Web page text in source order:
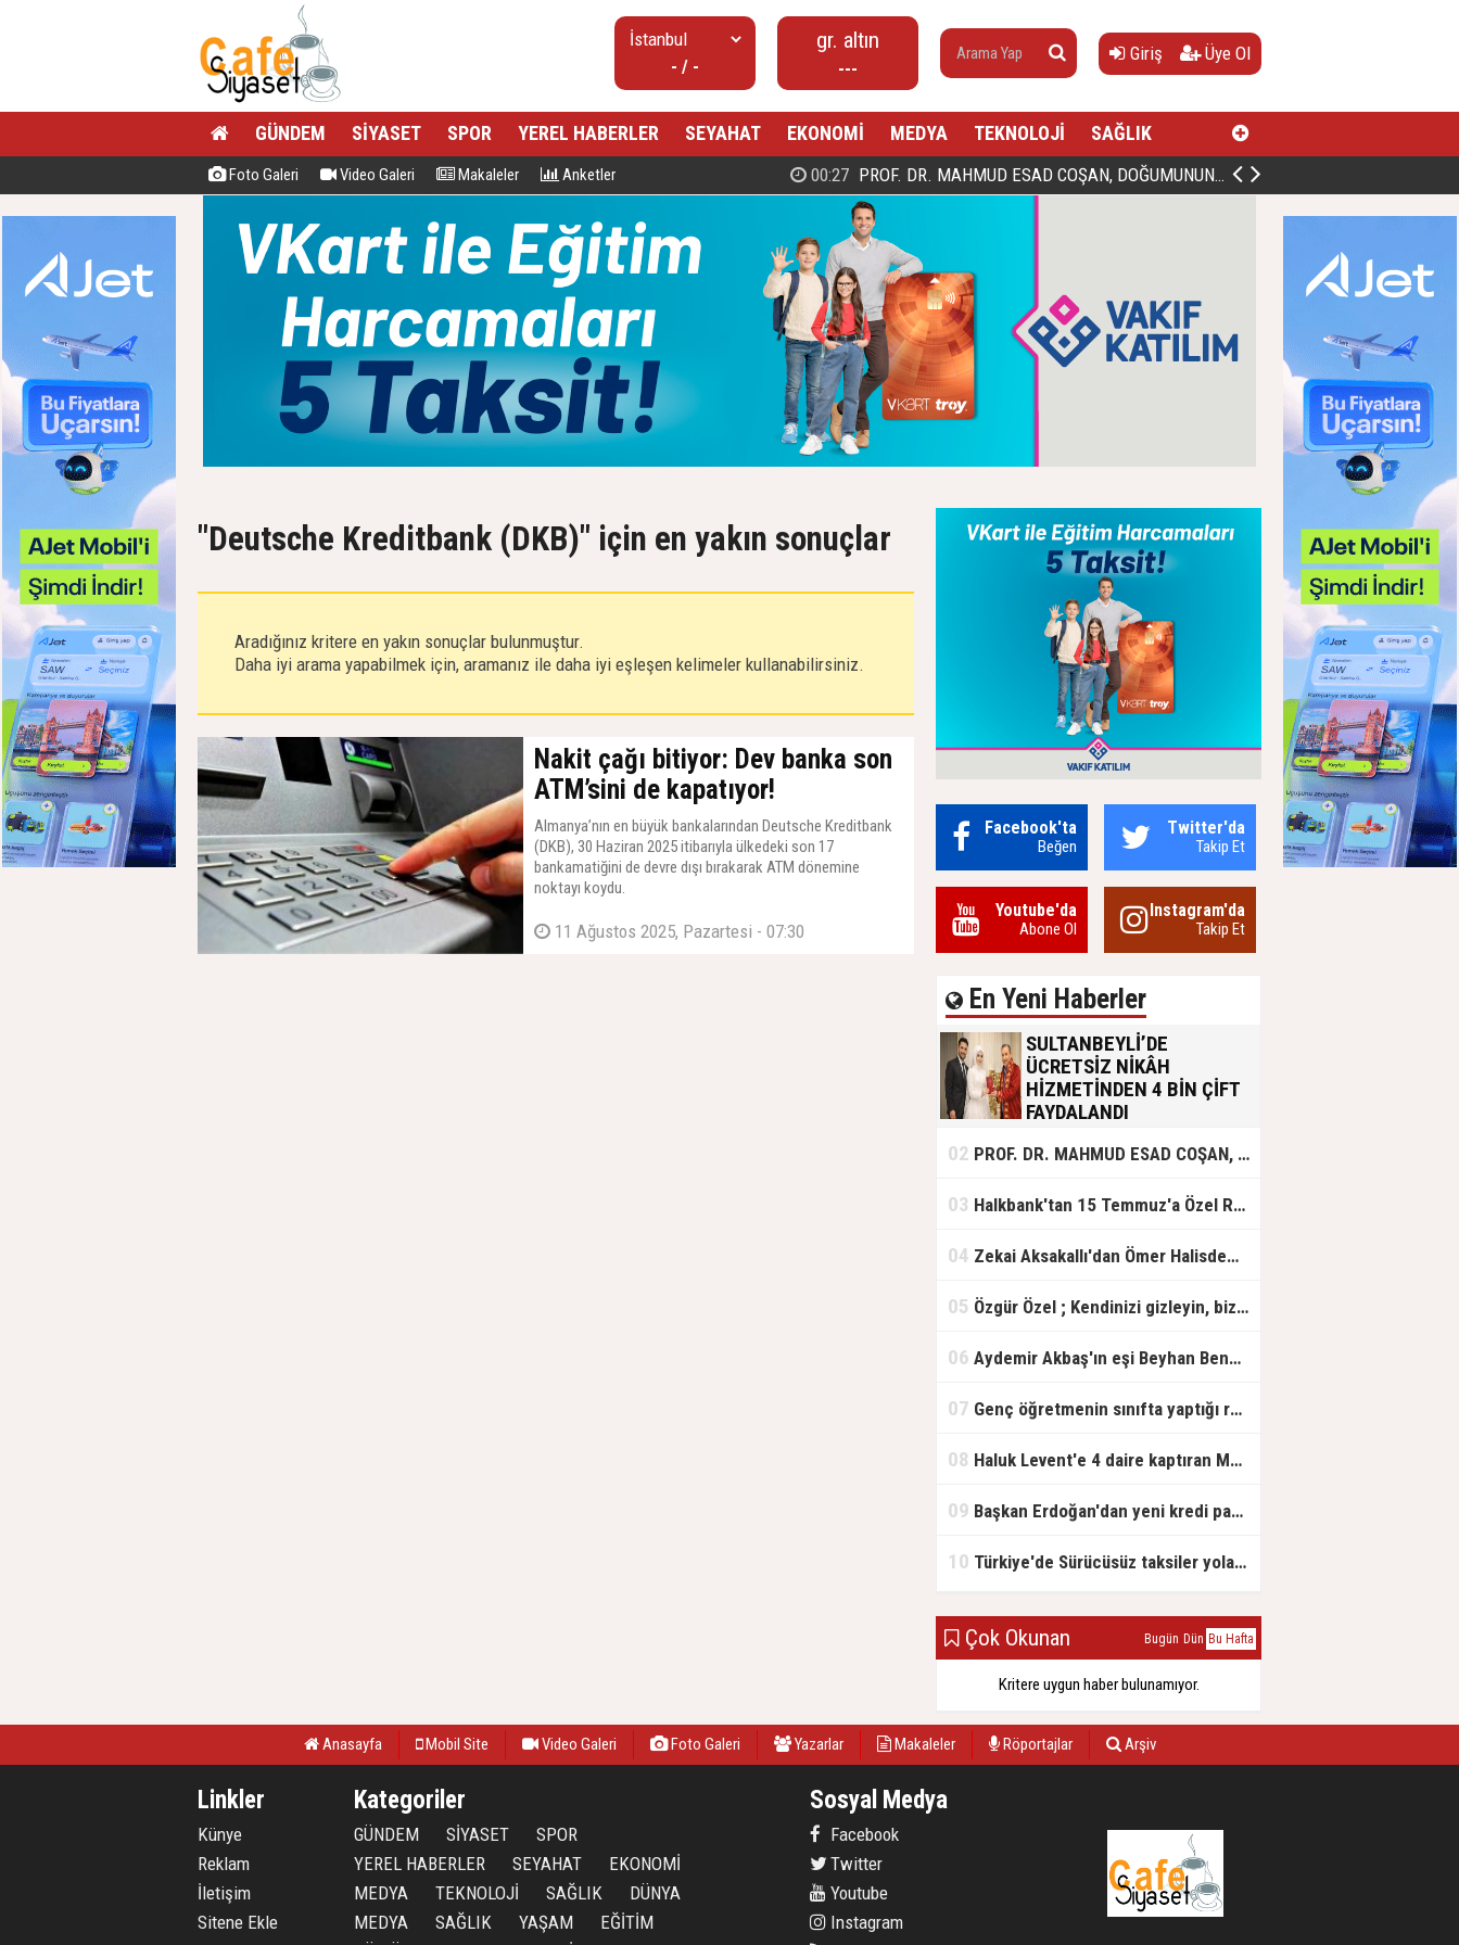
- / -
gr. altın
---
Giriş Üye Ol
GÜNDEM SİYASET SPOR YEREL HABERLER SEYAHAT EKONOMİ MEDYA TEKNOLOJİ SAĞLIK
Foto Galeri Video Galeri Makaleler Anketler 00:27 PROF. DR. MAHMUD ESAD COŞAN, DOĞUMUNUN HİCRÎ 91. YILINDA ELAZIĞ'DA YÂD EDİLECEK
"Deutsche Kreditbank (DKB)" için en yakın sonuçlar
Aradığınız kritere en yakın sonuçlar bulunmuştur.
Daha iyi arama yapabilmek için, aramanız ile daha iyi eşleşen kelimeler kullanabilirsiniz.
Nakit çağı bitiyor: Dev banka son
ATM’sini de kapatıyor!
Almanya’nın en büyük bankalarından Deutsche Kreditbank
(DKB), 30 Haziran 2025 itibarıyla ülkedeki son 17
bankamatiğini de devre dışı bırakarak ATM dönemine
noktayı koydu.
11 Ağustos 2025, Pazartesi - 07:30
Facebook'ta
Beğen
Twitter'da
Takip Et
Youtube'da
Abone Ol
Instagram'da
Takip Et
En Yeni Haberler
SULTANBEYLİ’DE
ÜCRETSİZ NİKÂH
HİZMETİNDEN 4 BİN ÇİFT
FAYDALANDI
olan gençlere destek amacıyla
başlattığı ücretsiz nikâh hizmetini
başlattıklarını belirten Sultanbeyli
ücretsiz hizmet vermenin
02 PROF. DR. MAHMUD ESAD COŞAN, DOĞUMUNUN HİCRÎ 91. YILINDA ELAZIĞ'DA YÂD EDİLECEK
03 Halkbank'tan 15 Temmuz'a Özel Reklam Filmi: "İrade Bizim, Zafer Bizim"
04 Zekai Aksakallı'dan Ömer Halisdemir'e 'vefa' ziyareti!
05 Özgür Özel ; Kendinizi gizleyin, bizden işaret bekleyin
06 Aydemir Akbaş'ın eşi Beyhan Benek Akbaş hayatını kaybetti
07 Genç öğretmenin sınıfta yaptığı rezil paylaşım
08 Haluk Levent'e 4 daire kaptıran Müteahhit soluğu savcılıkta aldı
09 Başkan Erdoğan'dan yeni kredi paketi müjdesi: 6 ay geri ödemesiz, 36 ay vadeli
10 Türkiye'de Sürücüsüz taksiler yola çıkmaya hazırlanıyor
Çok Okunan Bugün Dün Bu Hafta
Kritere uygun haber bulunamıyor.
Anasayfa Mobil Site Video Galeri Foto Galeri Yazarlar Makaleler Röportajlar Arşiv
Linkler
Künye
Reklam
İletişim
Sitene Ekle
Kategoriler
GÜNDEM SİYASET
SPOR
YEREL HABERLER
SEYAHAT
EKONOMİ
MEDYA
TEKNOLOJİ SAĞLIK
DÜNYA
MEDYA
SAĞLIK YAŞAM
EĞİTİM
Sosyal Medya
Facebook
Twitter
Youtube
Instagram